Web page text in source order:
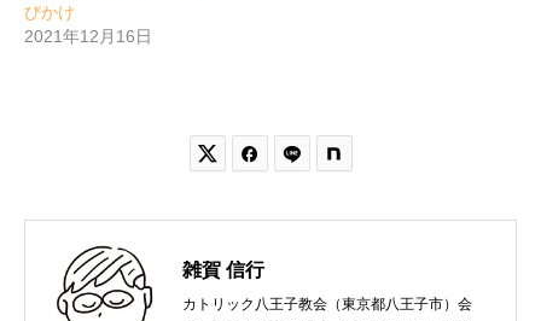
びかけ
2021年12月16日
 
雑賀 信行
カトリック八王子教会（東京都八王子市）会